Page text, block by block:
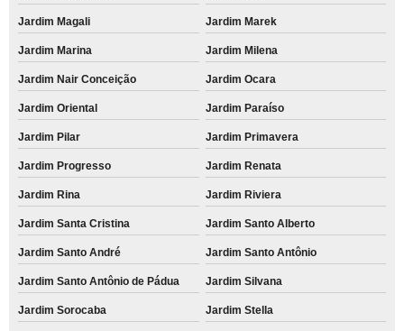
Jardim Magali Jardim Marek
Jardim Marina Jardim Milena
Jardim Nair Conceição Jardim Ocara
Jardim Oriental Jardim Paraíso
Jardim Pilar Jardim Primavera
Jardim Progresso Jardim Renata
Jardim Rina Jardim Riviera
Jardim Santa Cristina Jardim Santo Alberto
Jardim Santo André Jardim Santo Antônio
Jardim Santo Antônio de Pádua Jardim Silvana
Jardim Sorocaba Jardim Stella